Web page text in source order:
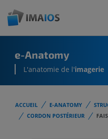
e-Anatomy
L'anatomie de l'imagerie
ACCUEIL E-ANATOMY
CORDON POSTÉRIEUR